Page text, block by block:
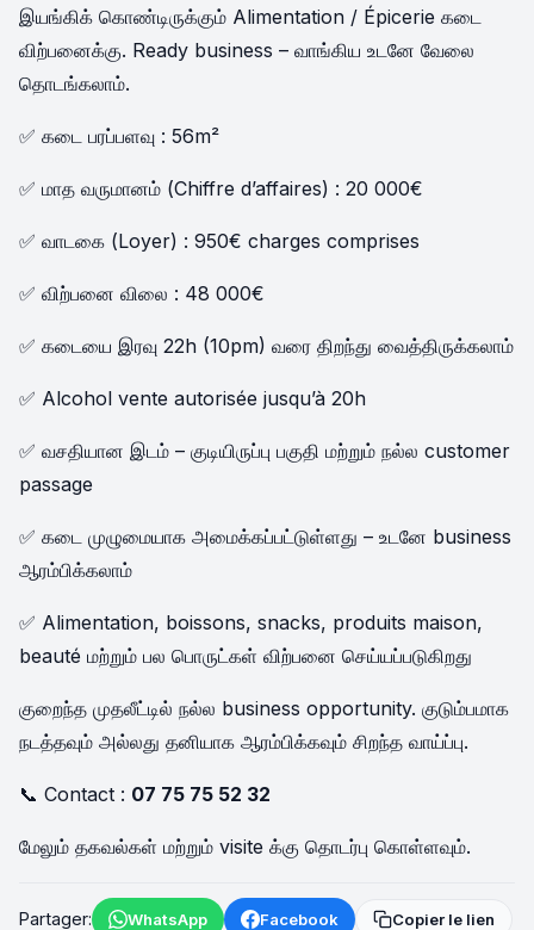
இயங்கிக் கொண்டிருக்கும் Alimentation / Épicerie கடை
விற்பனைக்கு. Ready business – வாங்கிய உடனே வேலை
தொடங்கலாம்.
✅ கடை பரப்பளவு : 56m²
✅ மாத வருமானம் (Chiffre d’affaires) : 20 000€
✅ வாடகை (Loyer) : 950€ charges comprises
✅ விற்பனை விலை : 48 000€
✅ கடையை இரவு 22h (10pm) வரை திறந்து வைத்திருக்கலாம்
✅ Alcohol vente autorisée jusqu’à 20h
✅ வசதியான இடம் – குடியிருப்பு பகுதி மற்றும் நல்ல customer
passage
✅ கடை முழுமையாக அமைக்கப்பட்டுள்ளது – உடனே business
ஆரம்பிக்கலாம்
✅ Alimentation, boissons, snacks, produits maison,
beauté மற்றும் பல பொருட்கள் விற்பனை செய்யப்படுகிறது
குறைந்த முதலீட்டில் நல்ல business opportunity. குடும்பமாக
நடத்தவும் அல்லது தனியாக ஆரம்பிக்கவும் சிறந்த வாய்ப்பு.
📞 Contact : 07 75 75 52 32
மேலும் தகவல்கள் மற்றும் visite க்கு தொடர்பு கொள்ளவும்.
Partager: WhatsApp Facebook Copier le lien